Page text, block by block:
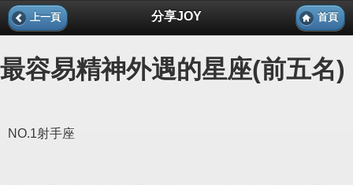
上一頁 分享JOY 首頁
最容易精神外遇的星座(前五名)
NO.1射手座